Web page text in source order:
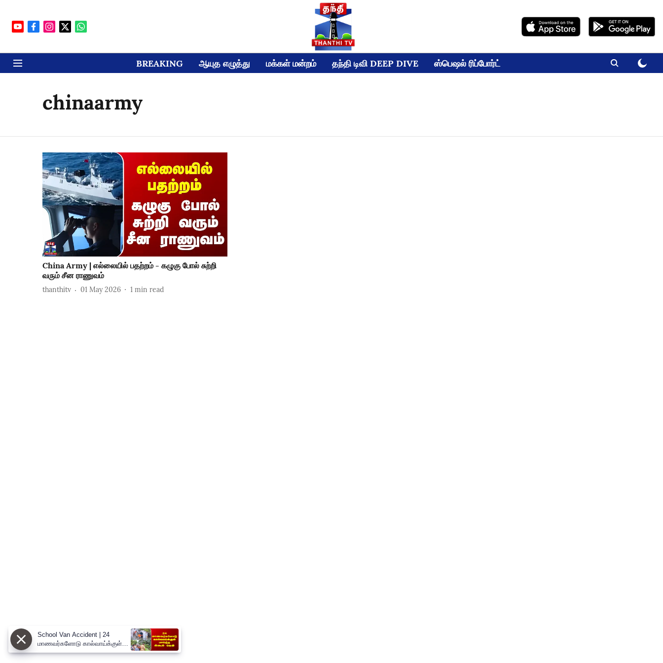
BREAKING ஆயுத எழுத்து மக்கள் மன்றம் தந்தி டிவி DEEP DIVE ஸ்பெஷல் ரிப்போர்ட்
chinaarmy
China Army | எல்லையில் பதற்றம் - கழுகு போல் சுற்றி
வரும் சீன ராணுவம்
thanthitv 01 May 2026 1 min read
School Van Accident | 24
மாணவர்களோடு கால்வாய்க்குள்
பாய்ந்த ஸ்கூல் வேன்